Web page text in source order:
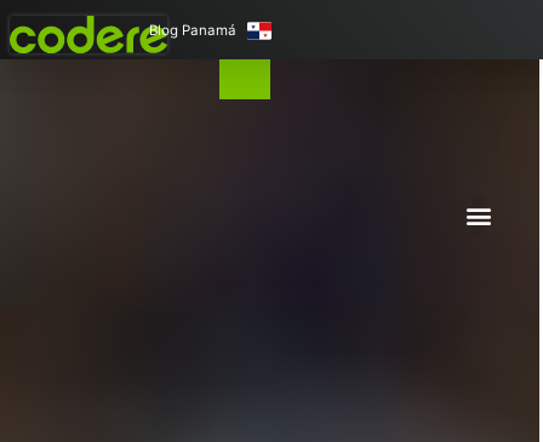
Blog Panamá